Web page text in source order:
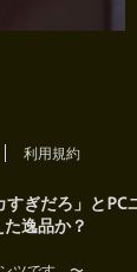
利用規約
ぎだろ」とPC
逸品か？